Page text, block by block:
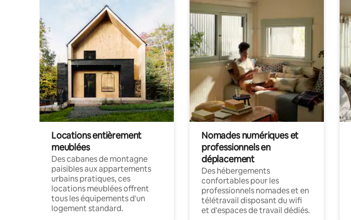
Locations entièrement
meublées
Des cabanes de montagne
paisibles aux appartements
urbains pratiques, ces
locations meublées offrent
tous les équipements d'un
logement standard.
Nomades numériques et
professionnels en
déplacement
Des hébergements
confortables pour les
professionnels nomades et en
télétravail disposant du wifi
et d'espaces de travail dédiés.